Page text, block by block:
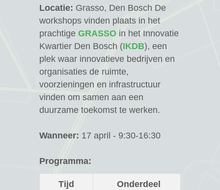
Locatie: Grasso, Den Bosch De
workshops vinden plaats in het
prachtige GRASSO in het Innovatie
Kwartier Den Bosch (IKDB), een
plek waar innovatieve bedrijven en
organisaties de ruimte,
voorzieningen en infrastructuur
vinden om samen aan een
duurzame toekomst te werken.
Wanneer: 17 april - 9:30-16:30
Programma:
Tijd Onderdeel